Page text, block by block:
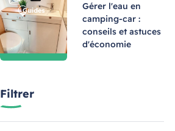
Gérer l'eau en
camping-car :
conseils et astuces
d'économie
Filtrer